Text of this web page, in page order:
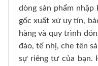
dòng sản phẩm nhập
gốc xuất xứ uy tín,
hàng và quy trình
đáo, tế nhị, che tên
sự riêng tư của bạn.